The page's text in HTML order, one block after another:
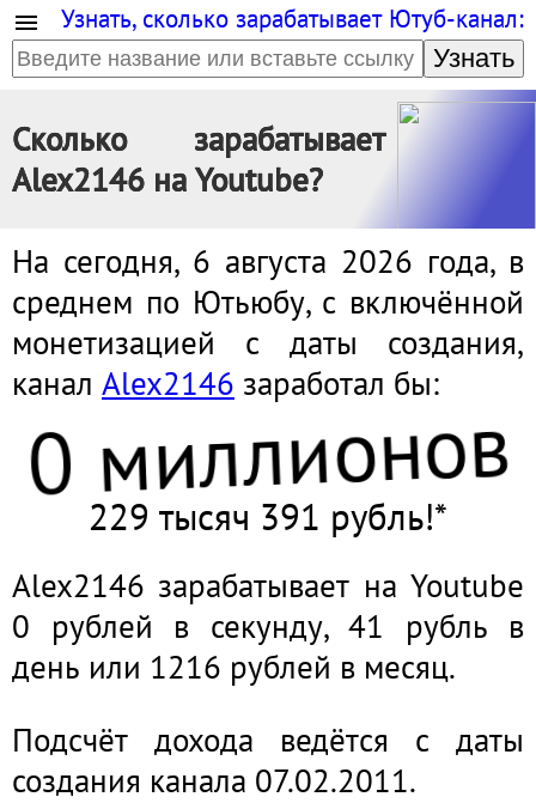
Узнать, сколько зарабатывает Ютуб-канал:
Узнать
Сколько зарабатывает
Alex2146 на Youtube?
На сегодня, 6 августа 2026 года, в
среднем по Ютьюбу, с включённой
монетизацией с даты создания,
канал Alex2146 заработал бы:
0 миллионов
229 тысяч 391 рубль!*
Alex2146 зарабатывает на Youtube
0 рублей в секунду, 41 рубль в
день или 1216 рублей в месяц.
Подсчёт дохода ведётся с даты
создания канала 07.02.2011.